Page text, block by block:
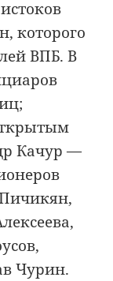
которого
ВПБ. В
Качур —
Чурин.